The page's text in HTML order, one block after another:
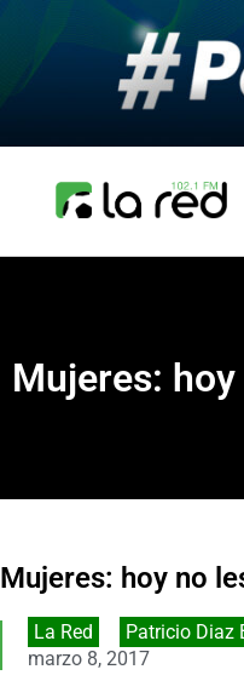
Mujeres:
Mujeres: hoy no
La Red
Patricio Diaz
marzo 8, 2017